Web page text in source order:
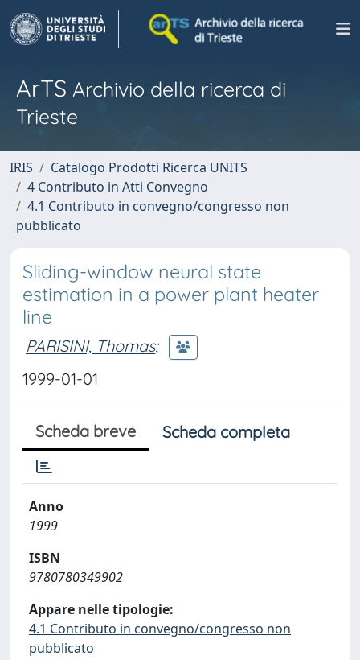
ArTS Archivio della ricerca di
Trieste
IRIS
Catalogo Prodotti Ricerca UNITS
4 Contributo in Atti Convegno
4.1 Contributo in convegno/congresso non
pubblicato
Sliding-window neural state
estimation in a power plant heater
line
PARISINI, Thomas;
1999-01-01
Scheda breve Scheda completa
Anno
1999
ISBN
9780780349902
Appare nelle tipologie:
4.1 Contributo in convegno/congresso non
pubblicato